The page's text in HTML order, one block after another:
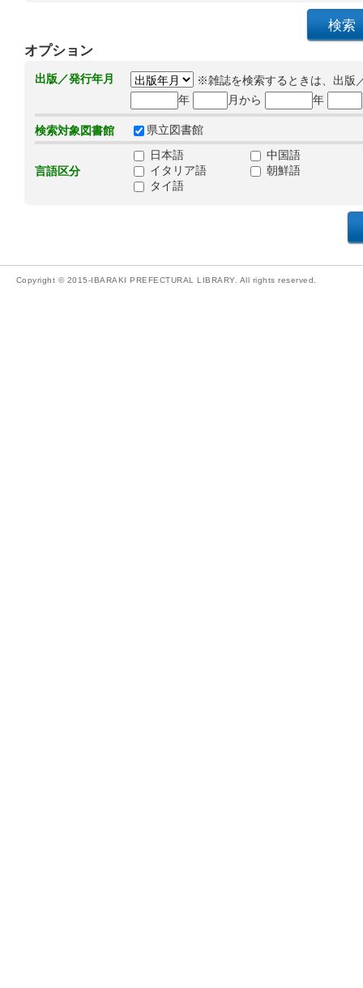
オプション
出版／発行年月
※雑誌を検索するときは、出版
年
月から 年
検索対象図書館 県立図書館
言語区分
日本語
中国語
イタリア語
朝鮮語
タイ語
Copyright © 2015-IBARAKI PREFECTURAL LIBRARY. All rights reserved.